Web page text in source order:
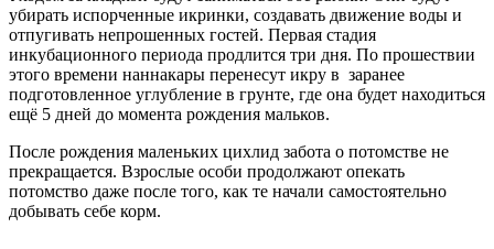
убирать испорченные икринки, создавать движение воды и
отпугивать непрошенных гостей. Первая стадия
инкубационного периода продлится три дня. По прошествии
этого времени наннакары перенесут икру в заранее
подготовленное углубление в грунте, где она будет находиться
ещё 5 дней до момента рождения мальков.
После рождения маленьких цихлид забота о потомстве не
прекращается. Взрослые особи продолжают опекать
потомство даже после того, как те начали самостоятельно
добывать себе корм.